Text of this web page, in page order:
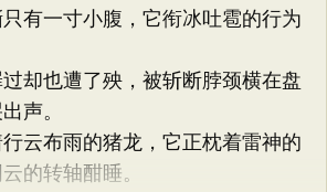
有一寸小腹，它衔冰吐雹的行为
却也遭了殃，被斩断脖颈横在盘
声。
云布雨的猪龙，它正枕着雷神的
的转轴酣睡。